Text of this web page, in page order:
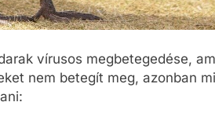
vírusos megbetegedése,
nem betegít meg, azonban